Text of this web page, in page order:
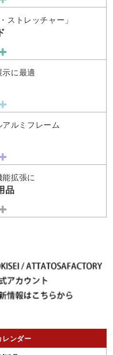
ストレッチャー」
に最適
ルミフレーム
拡張に
品
レンダー